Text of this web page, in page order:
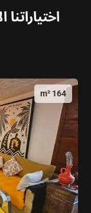
164 m²